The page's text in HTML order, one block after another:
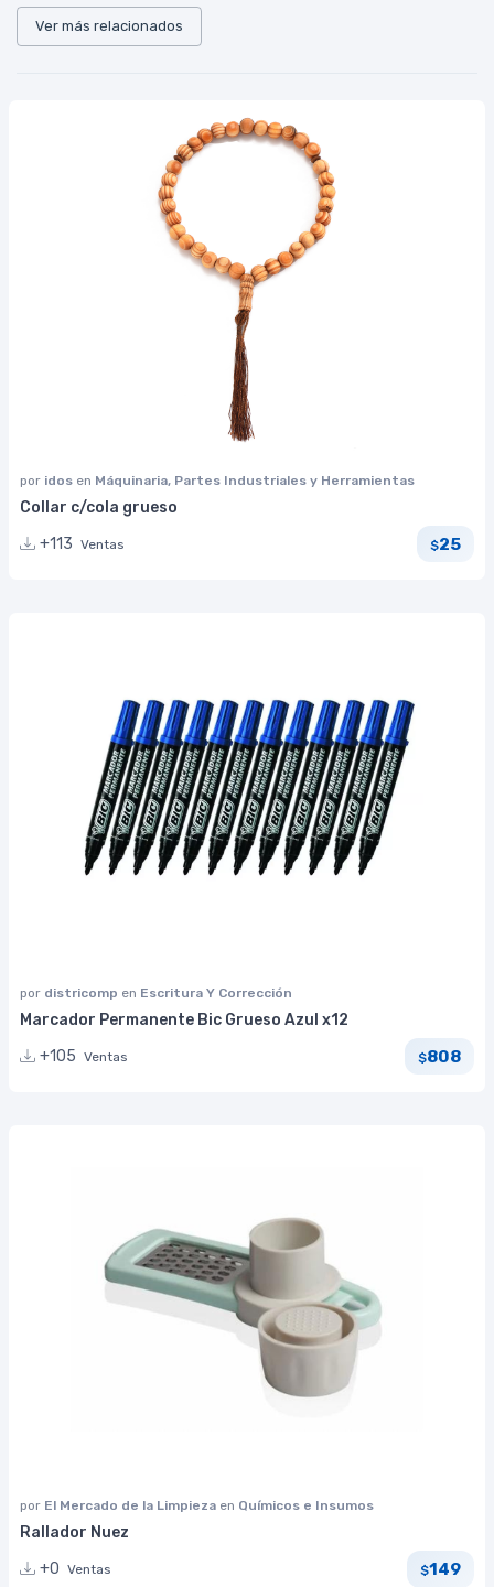
Ver más relacionados
por idos en Máquinaria, Partes Industriales y Herramientas
Collar c/cola grueso
+113 Ventas $25
por districomp en Escritura Y Corrección
Marcador Permanente Bic Grueso Azul x12
+105 Ventas $808
por El Mercado de la Limpieza en Químicos e Insumos
Rallador Nuez
+0 Ventas $149